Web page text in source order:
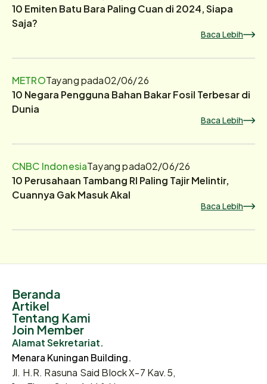
10 Emiten Batu Bara Paling Cuan di 2024, Siapa
Saja?
Baca Lebih
METROTayang pada02/06/26
10 Negara Pengguna Bahan Bakar Fosil Terbesar di
Dunia
Baca Lebih
CNBC IndonesiaTayang pada02/06/26
10 Perusahaan Tambang RI Paling Tajir Melintir,
Cuannya Gak Masuk Akal
Baca Lebih
Beranda
Artikel
Tentang Kami
Join Member
Alamat Sekretariat.
Menara Kuningan Building.
Jl. H.R. Rasuna Said Block X-7 Kav.5,